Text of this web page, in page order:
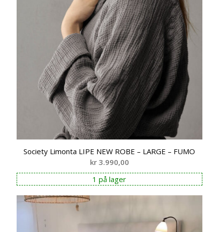
Society Limonta LIPE NEW ROBE – LARGE – FUMO
kr3.990,00
1 på lager